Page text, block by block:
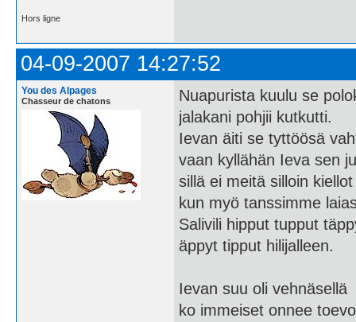
Hors ligne
04-09-2007 14:27:52
You des Alpages
Chasseur de chatons
Nuapurista kuulu se
jalakani pohjii kutkutti.
Ievan äiti se tyttöösä
vaan kyllähän Ieva sen
sillä ei meitä silloin
kun myö tanssimme
Salivili hipput tupput
äppyt tipput hilijalleen.
Ievan suu oli vehnäsellä
ko immeiset onnee